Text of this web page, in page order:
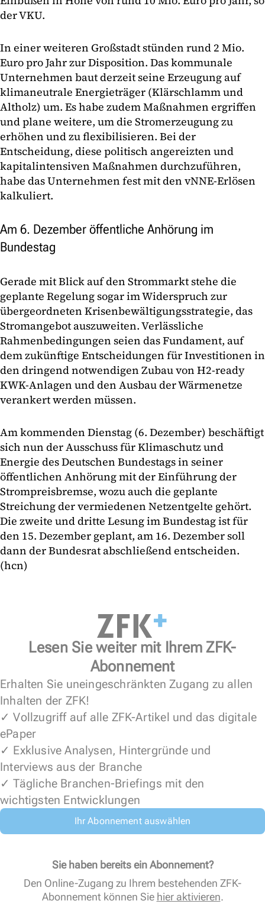
der VKU.
In einer weiteren Großstadt stünden rund 2 Mio.
Euro pro Jahr zur Disposition. Das kommunale
Unternehmen baut derzeit seine Erzeugung auf
klimaneutrale Energieträger (Klärschlamm und
Altholz) um. Es habe zudem Maßnahmen ergriffen
und plane weitere, um die Stromerzeugung zu
erhöhen und zu flexibilisieren. Bei der
Entscheidung, diese politisch angereizten und
kapitalintensiven Maßnahmen durchzuführen,
habe das Unternehmen fest mit den vNNE-Erlösen
kalkuliert.
Am 6. Dezember öffentliche Anhörung im
Bundestag
Gerade mit Blick auf den Strommarkt stehe die
geplante Regelung sogar im Widerspruch zur
übergeordneten Krisenbewältigungsstrategie, das
Stromangebot auszuweiten. Verlässliche
Rahmenbedingungen seien das Fundament, auf
dem zukünftige Entscheidungen für Investitionen in
den dringend notwendigen Zubau von H2-ready
KWK-Anlagen und den Ausbau der Wärmenetze
verankert werden müssen.
Am kommenden Dienstag (6. Dezember) beschäftigt
sich nun der Ausschuss für Klimaschutz und
Energie des Deutschen Bundestags in seiner
öffentlichen Anhörung mit der Einführung der
Strompreisbremse, wozu auch die geplante
Streichung der vermiedenen Netzentgelte gehört.
Die zweite und dritte Lesung im Bundestag ist für
den 15. Dezember geplant, am 16. Dezember soll
dann der Bundesrat abschließend entscheiden.
(hcn)
Lesen Sie weiter mit Ihrem ZFK-
Abonnement
Erhalten Sie uneingeschränkten Zugang zu allen
Inhalten der ZFK!
✓ Vollzugriff auf alle ZFK-Artikel und das digitale
ePaper
✓ Exklusive Analysen, Hintergründe und
Interviews aus der Branche
✓ Tägliche Branchen-Briefings mit den
wichtigsten Entwicklungen
Ihr Abonnement auswählen
Sie haben bereits ein Abonnement?
Den Online-Zugang zu Ihrem bestehenden ZFK-
Abonnement können Sie hier aktivieren.